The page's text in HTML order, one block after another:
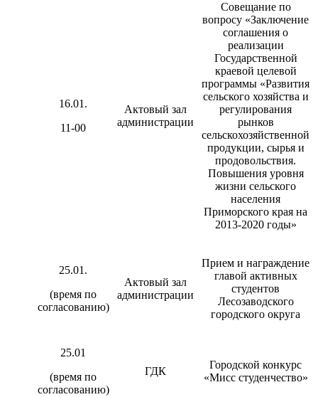
16.01.
11-00
Актовый зал
администрации
Совещание по
вопросу «Заключение
соглашения о
реализации
Государственной
краевой целевой
программы «Развития
сельского хозяйства и
регулирования
рынков
сельскохозяйственной
продукции, сырья и
продовольствия.
Повышения уровня
жизни сельского
населения
Приморского края на
2013-2020 годы»
25.01.
(время по
согласованию)
Актовый зал
администрации
Прием и награждение
главой активных
студентов
Лесозаводского
городского округа
25.01
(время по
согласованию)
ГДК
Городской конкурс
«Мисс студенчество»